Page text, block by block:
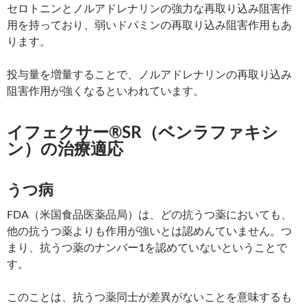
セロトニンとノルアドレナリンの強力な再取り込み阻害作
用を持っており、弱いドパミンの再取り込み阻害作用もあ
ります。
投与量を増量することで、ノルアドレナリンの再取り込み
阻害作用が強くなるといわれています。
イフェクサー®SR（ベンラファキシ
ン）の治療適応
うつ病
FDA（米国食品医薬品局）は、どの抗うつ薬においても、
他の抗うつ薬よりも作用が強いとは認めんていません。つ
まり、抗うつ薬のナンバー1を認めていないということで
す。
このことは、抗うつ薬同士が差異がないことを意味するも